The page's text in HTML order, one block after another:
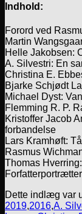
Indhold:
Forord ved
Martin
Helle Jakobsen:
A. Silvestri: En
Christina E.
Bjarke Schjødt
Michael Dyst:
Flemming R. P.
Kristoffer Jacob
forbandelse
Lars Kramhøft:
Rasmus
Thomas
Forfatterportrætter
Dette indlæg var
2019,2016,A.